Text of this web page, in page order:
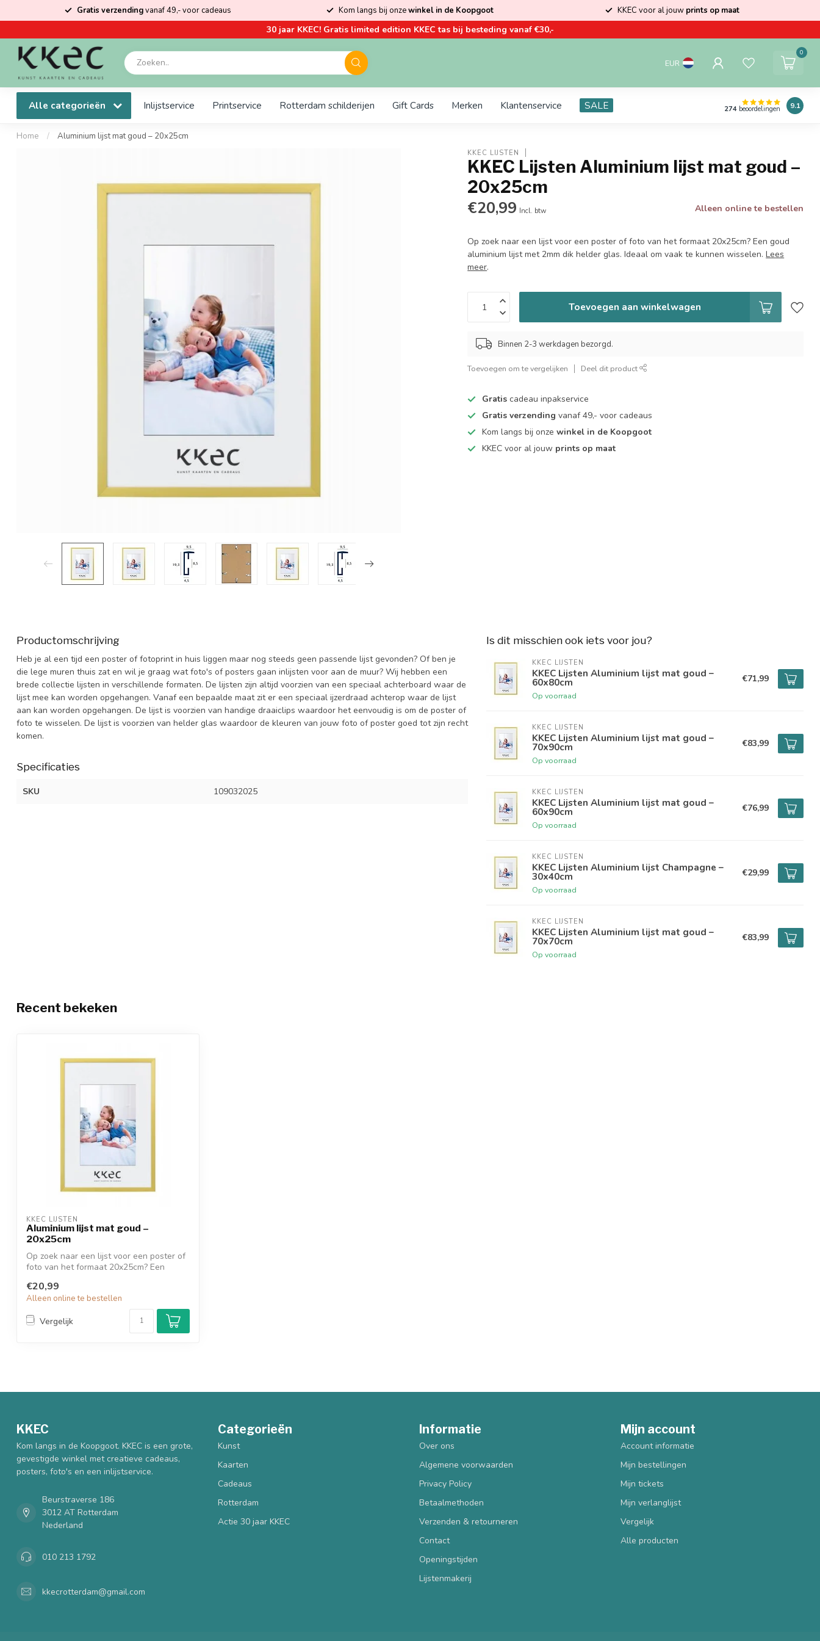
Gratis verzendingvanaf 49,- voor cadeaus Kom langs bij onzewinkel in de Koopgoot KKEC voor al jouw prints op maat
30 jaar KKEC! Gratis limited edition KKEC tas bij besteding vanaf €30,-
EUR
0
Alle categorieën Inlijstservice Printservice Rotterdam schilderijen Gift Cards Merken Klantenservice SALE 274 beoordelingen 9.1
Home / Aluminium lijst mat goud – 20x25cm
KKEC LIJSTEN
KKEC Lijsten Aluminium lijst mat goud –
20x25cm
€20,99 Incl. btw Alleen online te bestellen
Op zoek naar een lijst voor een poster of foto van het formaat 20x25cm? Een goud
aluminium lijst met 2mm dik helder glas. Ideaal om vaak te kunnen wisselen.Lees
meer.
Toevoegen aan winkelwagen
Binnen 2-3 werkdagen bezorgd.
Toevoegen om te vergelijken Deel dit product
Gratis cadeau inpakservice
Gratis verzending vanaf 49,- voor cadeaus
Kom langs bij onzewinkel in de Koopgoot
KKEC voor al jouw prints op maat
Productomschrijving
Heb je al een tijd een poster of fotoprint in huis liggen maar nog steeds geen passende lijst gevonden? Of ben je
die lege muren thuis zat en wil je graag wat foto's of posters gaan inlijsten voor aan de muur? Wij hebben een
brede collectie lijsten in verschillende formaten. De lijsten zijn altijd voorzien van een speciaal achterboard waar de
lijst mee kan worden opgehangen. Vanaf een bepaalde maat zit er een speciaal ijzerdraad achterop waar de lijst
aan kan worden opgehangen. De lijst is voorzien van handige draaiclips waardoor het eenvoudig is om de poster of
foto te wisselen. De lijst is voorzien van helder glas waardoor de kleuren van jouw foto of poster goed tot zijn recht
komen.
Specificaties
SKU 109032025
Is dit misschien ook iets voor jou?
KKEC LIJSTEN
KKEC Lijsten Aluminium lijst mat goud –
60x80cm
Op voorraad
€71,99
KKEC LIJSTEN
KKEC Lijsten Aluminium lijst mat goud –
70x90cm
Op voorraad
€83,99
KKEC LIJSTEN
KKEC Lijsten Aluminium lijst mat goud –
60x90cm
Op voorraad
€76,99
KKEC LIJSTEN
KKEC Lijsten Aluminium lijst Champagne –
30x40cm
Op voorraad
€29,99
KKEC LIJSTEN
KKEC Lijsten Aluminium lijst mat goud –
70x70cm
Op voorraad
€83,99
Recent bekeken
KKEC LIJSTEN
Aluminium lijst mat goud –
20x25cm
Op zoek naar een lijst voor een poster of
foto van het formaat 20x25cm? Een
€20,99
Alleen online te bestellen
Vergelijk
KKEC
Kom langs in de Koopgoot. KKEC is een grote,
gevestigde winkel met creatieve cadeaus,
posters, foto's en een inlijstservice.
Beurstraverse 186
3012 AT Rotterdam
Nederland
010 213 1792
kkecrotterdam@gmail.com
Categorieën
Kunst
Kaarten
Cadeaus
Rotterdam
Actie 30 jaar KKEC
Informatie
Over ons
Algemene voorwaarden
Privacy Policy
Betaalmethoden
Verzenden & retourneren
Contact
Openingstijden
Lijstenmakerij
Mijn account
Account informatie
Mijn bestellingen
Mijn tickets
Mijn verlanglijst
Vergelijk
Alle producten